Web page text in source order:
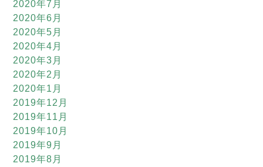
2020年7月
2020年6月
2020年5月
2020年4月
2020年3月
2020年2月
2020年1月
2019年12月
2019年11月
2019年10月
2019年9月
2019年8月